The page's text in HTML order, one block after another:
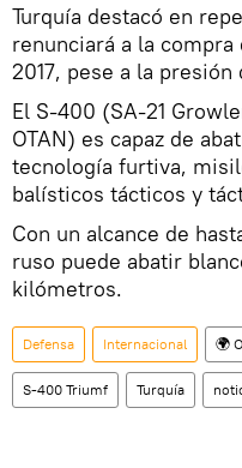
Turquía destacó en
renunciará a la
2017, pese a la presión
El S-400 (SA-21
OTAN) es capaz de
tecnología furtiva,
balísticos tácticos y
Con un alcance de
ruso puede abatir
kilómetros.
Defensa Internacional 🌍
S-400 Triumf Turquía